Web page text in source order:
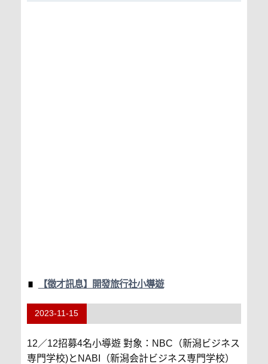
【徵才訊息】開發旅行社小導遊
2023-11-15
12／12招募4名小導遊 對象：NBC（新潟ビジネス
専門学校)とNABI（新潟会計ビジネス専門学校）